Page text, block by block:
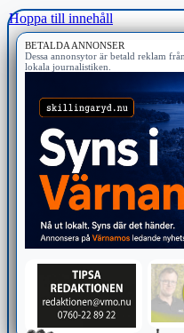
Hoppa till innehåll
BETALDA ANNONSER
Dessa annonsytor är betald reklam
lokala journalistiken.